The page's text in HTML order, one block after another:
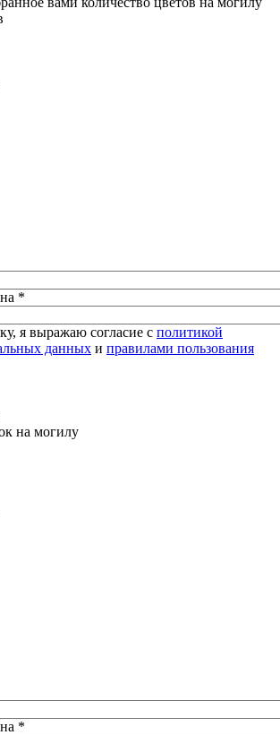
*
я выражаю согласие с политикой
данных и правилами пользования
на могилу
*